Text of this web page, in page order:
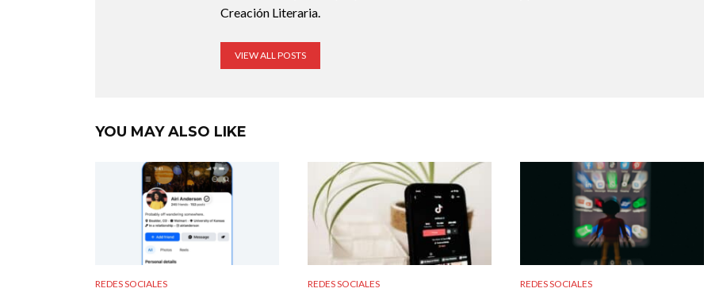
Creación Literaria.
VIEW ALL POSTS
YOU MAY ALSO LIKE
REDES SOCIALES REDES SOCIALES REDES SOCIALES